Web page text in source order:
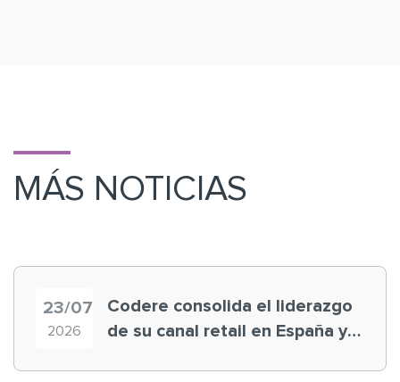
MÁS NOTICIAS
23/07
2026
Codere consolida el liderazgo
de su canal retail en España y